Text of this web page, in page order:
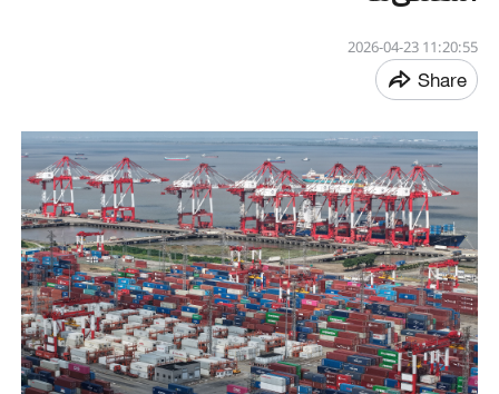
11:20:55 2026-04-23
Share